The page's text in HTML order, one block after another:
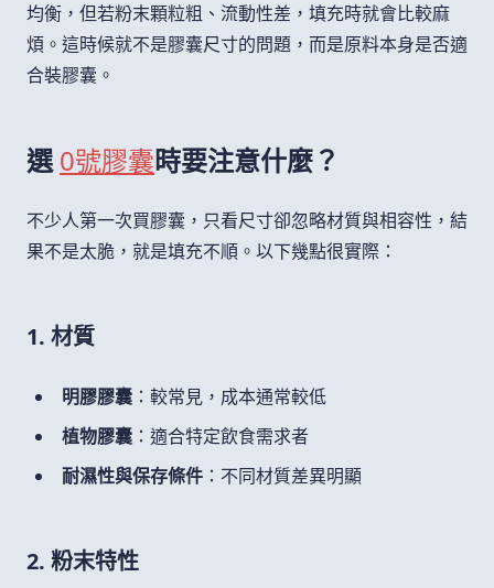
均衡，但若粉末顆粒粗、流動性差，填充時就會比較麻
煩。這時候就不是膠囊尺寸的問題，而是原料本身是否適
合裝膠囊。
選0號膠囊時要注意什麼？
不少人第一次買膠囊，只看尺寸卻忽略材質與相容性，結
果不是太脆，就是填充不順。以下幾點很實際：
1. 材質
明膠膠囊 ：較常見，成本通常較低
植物膠囊 ：適合特定飲食需求者
耐濕性與保存條件 ：不同材質差異明顯
2. 粉末特性